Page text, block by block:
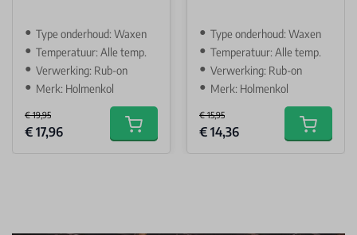
Type onderhoud: Waxen
Temperatuur: Alle temp.
Verwerking: Rub-on
Merk: Holmenkol
€ 19,95
Special Price
€ 17,96 Add to cart
Type onderhoud: Waxen
Temperatuur: Alle temp.
Verwerking: Rub-on
Merk: Holmenkol
€ 15,95
Special Price
€ 14,36 Add to